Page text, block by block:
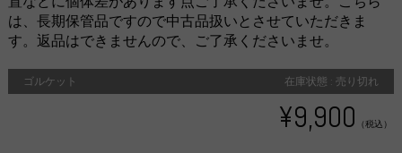
は、長期保管品ですので中古品扱いとさせていただきま
す。返品はできませんので、ご了承くださいませ。
ゴルケット 在庫状態 : 売り切れ
¥9,900 （税込）